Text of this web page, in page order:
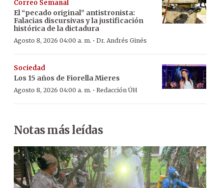
Correo Semanal
El “pecado original” antistronista:
Falacias discursivas y la justificación
histórica de la dictadura
Agosto 8, 2026 04:00 a. m. · Dr. Andrés Ginés
Sociedad
Los 15 años de Fiorella Mieres
Agosto 8, 2026 04:00 a. m. · Redacción ÚH
Notas más leídas